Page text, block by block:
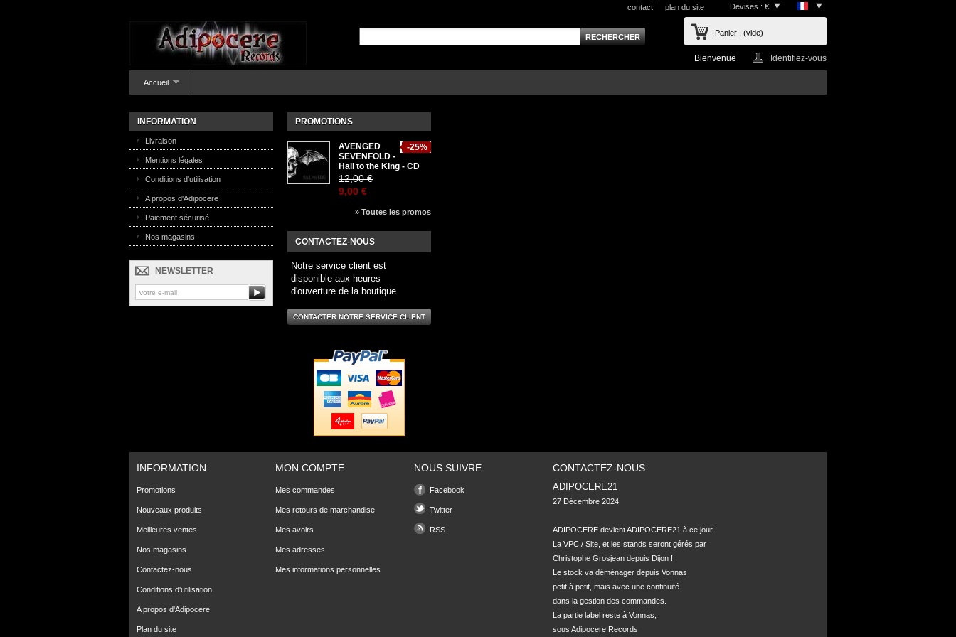
Devises : €
contact plan du site
Panier : (vide)
Bienvenue Identifiez-vous
Accueil
INFORMATION
Livraison
Mentions légales
Conditions d'utilisation
A propos d'Adipocere
Paiement sécurisé
Nos magasins
NEWSLETTER
PROMOTIONS
-25%
AVENGED
SEVENFOLD -
Hail to the King - CD
12,00 €
9,00 €
» Toutes les promos
CONTACTEZ-NOUS
Notre service client est
disponible aux heures
d'ouverture de la boutique
CONTACTER NOTRE SERVICE CLIENT
INFORMATION
Promotions
Nouveaux produits
Meilleures ventes
Nos magasins
Contactez-nous
Conditions d'utilisation
A propos d'Adipocere
Plan du site
MON COMPTE
Mes commandes
Mes retours de marchandise
Mes avoirs
Mes adresses
Mes informations personnelles
NOUS SUIVRE
Facebook
Twitter
RSS
CONTACTEZ-NOUS
ADIPOCERE21
27 Décembre 2024
ADIPOCERE devient ADIPOCERE21 à ce jour !
La VPC / Site, et les stands seront gérés par
Christophe Grosjean depuis Dijon !
Le stock va déménager depuis Vonnas
petit à petit, mais avec une continuité
dans la gestion des commandes.
La partie label reste à Vonnas,
sous Adipocere Records